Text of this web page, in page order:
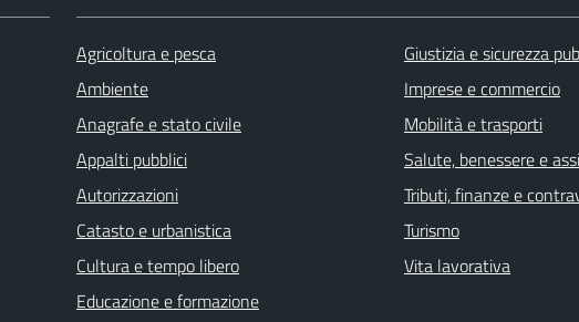
Agricoltura e pesca
Ambiente
Anagrafe e stato civile
Appalti pubblici
Autorizzazioni
Catasto e urbanistica
Cultura e tempo libero
Educazione e formazione
Giustizia e sicurezza
Imprese e commercio
Mobilità e trasporti
Salute, benessere e
Tributi, finanze e
Turismo
Vita lavorativa